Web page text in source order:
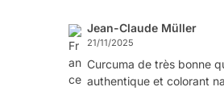
Jean-Claude Müller
21/11/2025
Curcuma de très bonne
authentique et colorant